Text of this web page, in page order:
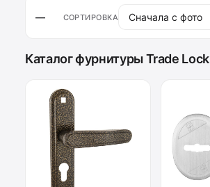
— СОРТИРОВКА
Каталог фурнитуры Trade Lock